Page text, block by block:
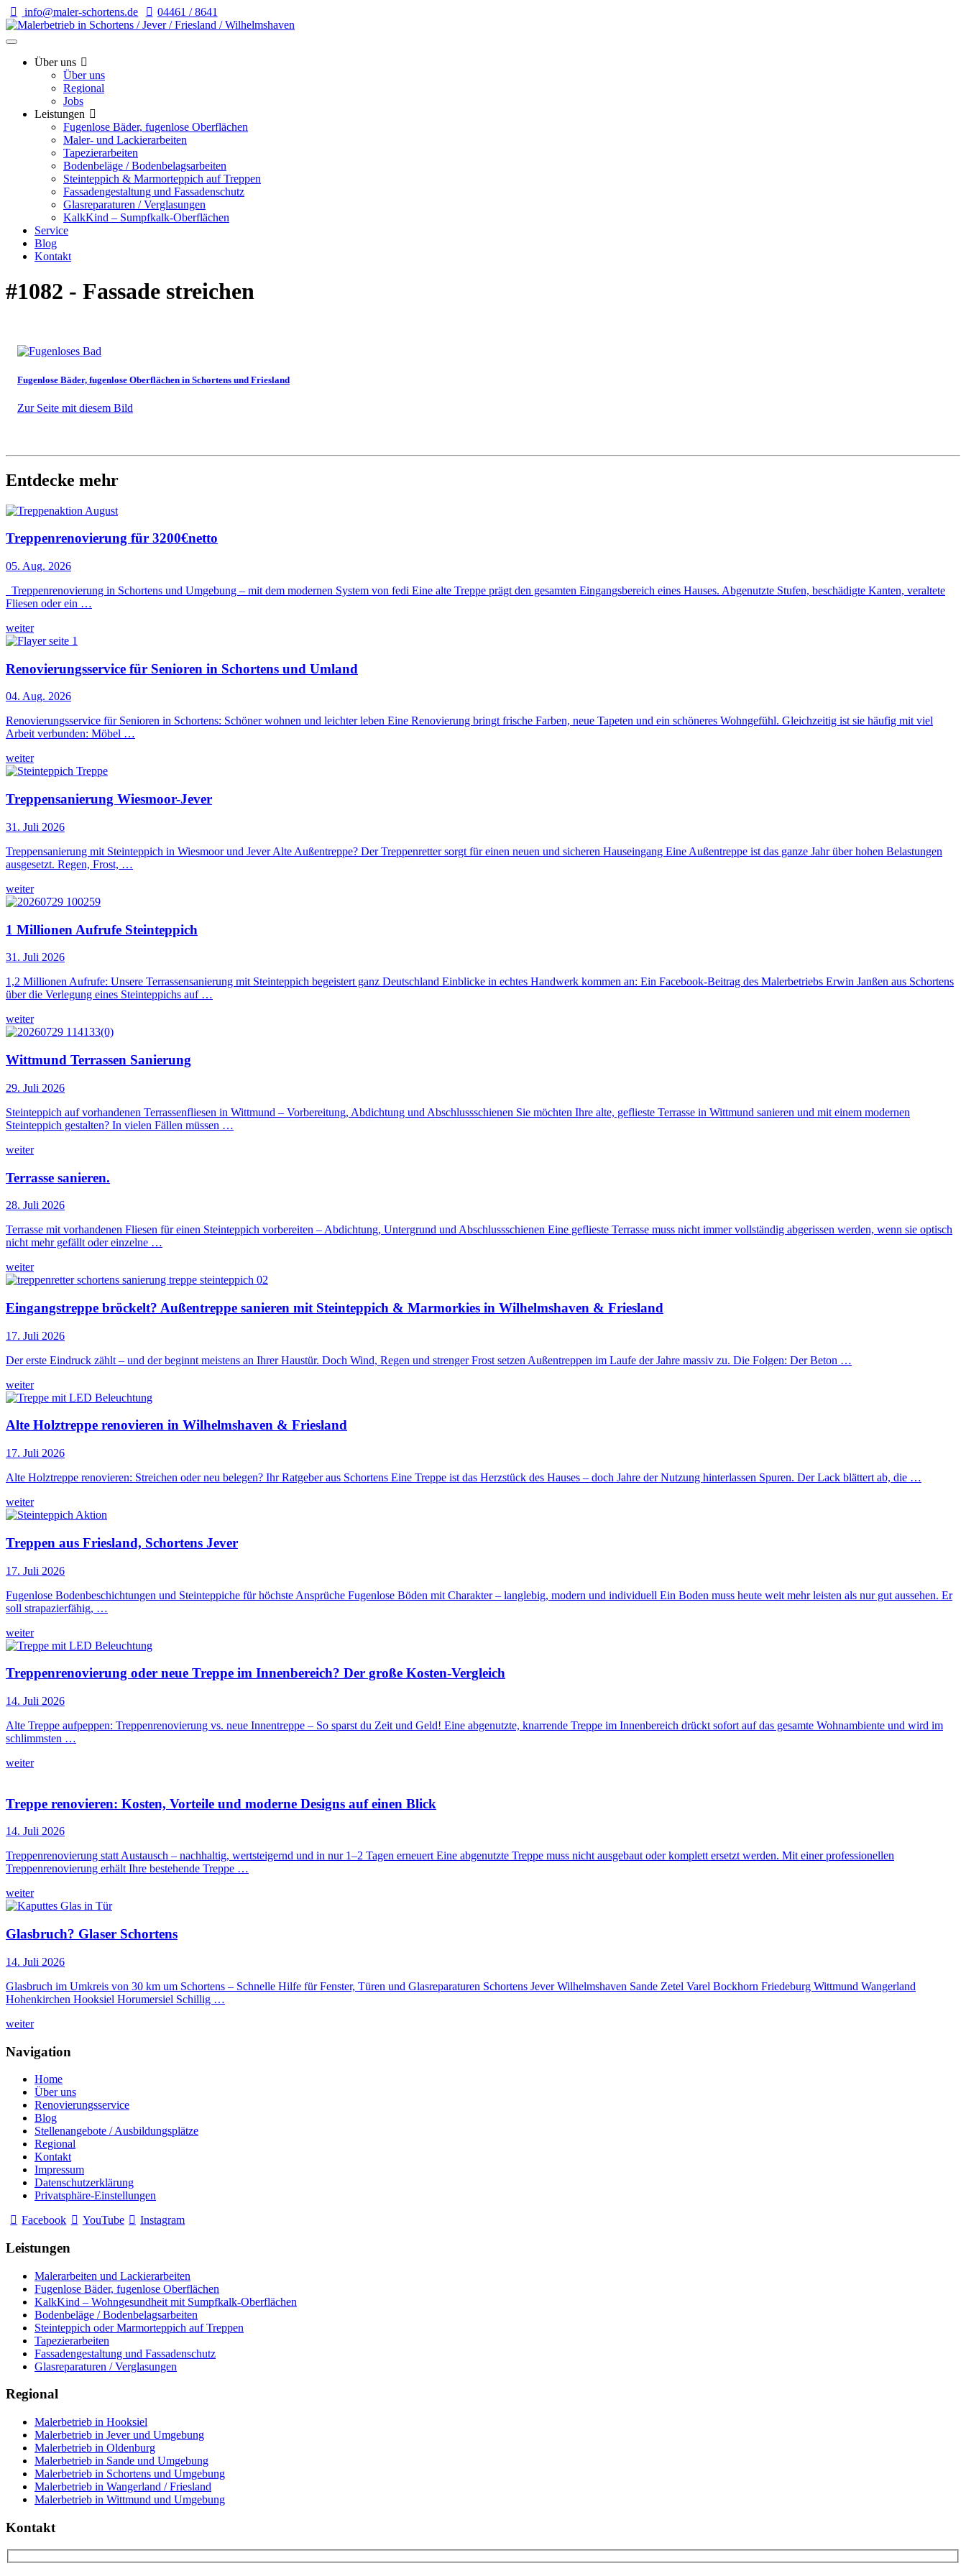
info@maler-schortens.de 04461 / 8641
Über uns
Über uns
Regional
Jobs
Leistungen
Fugenlose Bäder, fugenlose Oberflächen
Maler- und Lackierarbeiten
Tapezierarbeiten
Bodenbeläge / Bodenbelagsarbeiten
Steinteppich & Marmorteppich auf Treppen
Fassadengestaltung und Fassadenschutz
Glasreparaturen / Verglasungen
KalkKind – Sumpfkalk-Oberflächen
Service
Blog
Kontakt
#1082 - Fassade streichen
Fugenlose Bäder, fugenlose Oberflächen in Schortens und Friesland
Zur Seite mit diesem Bild
Entdecke mehr
Treppenrenovierung für 3200€netto
05. Aug. 2026
Treppenrenovierung in Schortens und Umgebung – mit dem modernen System von fedi Eine alte Treppe prägt den gesamten Eingangsbereich eines Hauses. Abgenutzte Stufen, beschädigte Kanten, veraltete
Fliesen oder ein …
weiter
Renovierungsservice für Senioren in Schortens und Umland
04. Aug. 2026
Renovierungsservice für Senioren in Schortens: Schöner wohnen und leichter leben Eine Renovierung bringt frische Farben, neue Tapeten und ein schöneres Wohngefühl. Gleichzeitig ist sie häufig mit viel
Arbeit verbunden: Möbel …
weiter
Treppensanierung Wiesmoor-Jever
31. Juli 2026
Treppensanierung mit Steinteppich in Wiesmoor und Jever Alte Außentreppe? Der Treppenretter sorgt für einen neuen und sicheren Hauseingang Eine Außentreppe ist das ganze Jahr über hohen Belastungen
ausgesetzt. Regen, Frost, …
weiter
1 Millionen Aufrufe Steinteppich
31. Juli 2026
1,2 Millionen Aufrufe: Unsere Terrassensanierung mit Steinteppich begeistert ganz Deutschland Einblicke in echtes Handwerk kommen an: Ein Facebook-Beitrag des Malerbetriebs Erwin Janßen aus Schortens
über die Verlegung eines Steinteppichs auf …
weiter
Wittmund Terrassen Sanierung
29. Juli 2026
Steinteppich auf vorhandenen Terrassenfliesen in Wittmund – Vorbereitung, Abdichtung und Abschlussschienen Sie möchten Ihre alte, geflieste Terrasse in Wittmund sanieren und mit einem modernen
Steinteppich gestalten? In vielen Fällen müssen …
weiter
Terrasse sanieren.
28. Juli 2026
Terrasse mit vorhandenen Fliesen für einen Steinteppich vorbereiten – Abdichtung, Untergrund und Abschlussschienen Eine geflieste Terrasse muss nicht immer vollständig abgerissen werden, wenn sie optisch
nicht mehr gefällt oder einzelne …
weiter
Eingangstreppe bröckelt? Außentreppe sanieren mit Steinteppich & Marmorkies in Wilhelmshaven & Friesland
17. Juli 2026
Der erste Eindruck zählt – und der beginnt meistens an Ihrer Haustür. Doch Wind, Regen und strenger Frost setzen Außentreppen im Laufe der Jahre massiv zu. Die Folgen: Der Beton …
weiter
Alte Holztreppe renovieren in Wilhelmshaven & Friesland
17. Juli 2026
Alte Holztreppe renovieren: Streichen oder neu belegen? Ihr Ratgeber aus Schortens Eine Treppe ist das Herzstück des Hauses – doch Jahre der Nutzung hinterlassen Spuren. Der Lack blättert ab, die …
weiter
Treppen aus Friesland, Schortens Jever
17. Juli 2026
Fugenlose Bodenbeschichtungen und Steinteppiche für höchste Ansprüche Fugenlose Böden mit Charakter – langlebig, modern und individuell Ein Boden muss heute weit mehr leisten als nur gut aussehen. Er
soll strapazierfähig, …
weiter
Treppenrenovierung oder neue Treppe im Innenbereich? Der große Kosten-Vergleich
14. Juli 2026
Alte Treppe aufpeppen: Treppenrenovierung vs. neue Innentreppe – So sparst du Zeit und Geld! Eine abgenutzte, knarrende Treppe im Innenbereich drückt sofort auf das gesamte Wohnambiente und wird im
schlimmsten …
weiter
Treppe renovieren: Kosten, Vorteile und moderne Designs auf einen Blick
14. Juli 2026
Treppenrenovierung statt Austausch – nachhaltig, wertsteigernd und in nur 1–2 Tagen erneuert Eine abgenutzte Treppe muss nicht ausgebaut oder komplett ersetzt werden. Mit einer professionellen
Treppenrenovierung erhält Ihre bestehende Treppe …
weiter
Glasbruch? Glaser Schortens
14. Juli 2026
Glasbruch im Umkreis von 30 km um Schortens – Schnelle Hilfe für Fenster, Türen und Glasreparaturen Schortens Jever Wilhelmshaven Sande Zetel Varel Bockhorn Friedeburg Wittmund Wangerland
Hohenkirchen Hooksiel Horumersiel Schillig …
weiter
Navigation
Home
Über uns
Renovierungsservice
Blog
Stellenangebote / Ausbildungsplätze
Regional
Kontakt
Impressum
Datenschutzerklärung
Privatsphäre-Einstellungen
Facebook
YouTube Instagram
Leistungen
Malerarbeiten und Lackierarbeiten
Fugenlose Bäder, fugenlose Oberflächen
KalkKind – Wohngesundheit mit Sumpfkalk-Oberflächen
Bodenbeläge / Bodenbelagsarbeiten
Steinteppich oder Marmorteppich auf Treppen
Tapezierarbeiten
Fassadengestaltung und Fassadenschutz
Glasreparaturen / Verglasungen
Regional
Malerbetrieb in Hooksiel
Malerbetrieb in Jever und Umgebung
Malerbetrieb in Oldenburg
Malerbetrieb in Sande und Umgebung
Malerbetrieb in Schortens und Umgebung
Malerbetrieb in Wangerland / Friesland
Malerbetrieb in Wittmund und Umgebung
Kontakt